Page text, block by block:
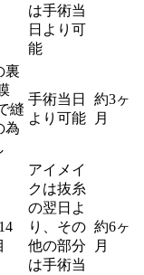
は手術当
日より可
能
裏
縫
為
手術当日
より可能
約3ヶ
月
アイメイ
クは抜糸
の翌日よ
り、その
他の部分
は手術当
約6ヶ
月